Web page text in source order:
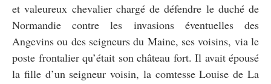
et valeureux chevalier chargé de défendre le duché de
Normandie contre les invasions éventuelles des
Angevins ou des seigneurs du Maine, ses voisins, via le
poste frontalier qu’était son château fort. Il avait épousé
la fille d’un seigneur voisin, la comtesse Louise de La